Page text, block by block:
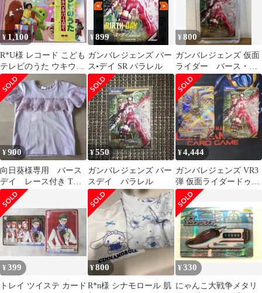
¥ 1,100
R*U様 レコード こども
テレビのうた ウキウキ
バースデイ
¥899
ガンバレジェンズ バー
ス•デイ SR パラレル
¥800
ガンバレジェンズ 仮面
ライダー バース・デ
イ パラレル
¥900
向日葵様専用 バース
デイ レース付き Tシ
ャツ ピンク 110cm
¥550
ガンバレジェンズ バー
スデイ パラレル
¥4,444
ガンバレジェンズ VR3
弾 仮面ライダードゥー
ムズギーツLR バース・
デイセット
¥399
トレイ ツイステ カード
¥800
R*n様 シナモロール 肌
¥330
にゃんこ大戦争メタリ